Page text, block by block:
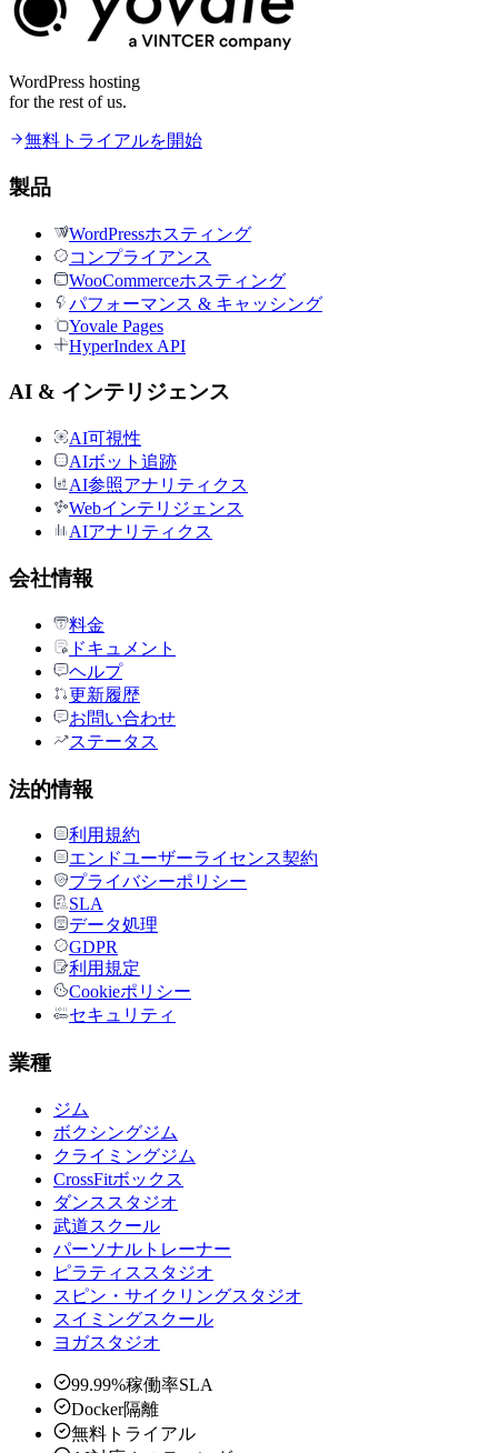
WordPress hosting
for the rest of us.
無料トライアルを開始
製品
WordPressホスティング
コンプライアンス
WooCommerceホスティング
パフォーマンス & キャッシング
Yovale Pages
HyperIndex API
AI & インテリジェンス
AI可視性
AIボット追跡
AI参照アナリティクス
Webインテリジェンス
AIアナリティクス
会社情報
料金
ドキュメント
ヘルプ
更新履歴
お問い合わせ
ステータス
法的情報
利用規約
エンドユーザーライセンス契約
プライバシーポリシー
SLA
データ処理
GDPR
利用規定
Cookieポリシー
セキュリティ
業種
ジム
ボクシングジム
クライミングジム
CrossFitボックス
ダンススタジオ
武道スクール
パーソナルトレーナー
ピラティススタジオ
スピン・サイクリングスタジオ
スイミングスクール
ヨガスタジオ
99.99%稼働率SLA
Docker隔離
無料トライアル